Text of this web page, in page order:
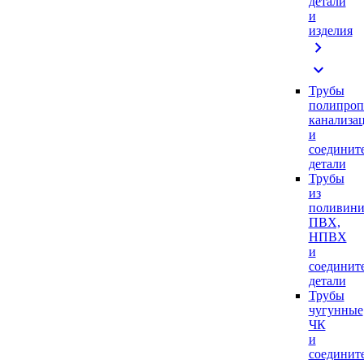
и
изделия
chevron_right
expand_more
Трубы
и
детали
Трубы
из
ПВХ,
НПВХ
и
детали
Трубы
чугунные
ЧК
и